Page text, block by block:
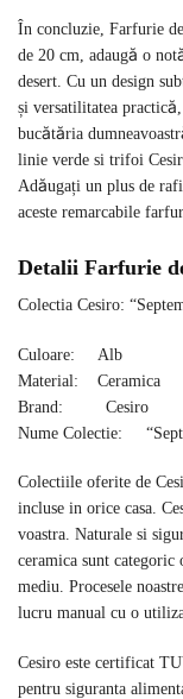
În concluzie, Farfurie
de 20 cm, adaugă o
desert. Cu un design
și versatilitatea
bucătăria
linie verde si trifoi
Adăugați un plus de
aceste remarcabile
Detalii Farfurie
Colectia Cesiro:
Culoare: Alb
Material: Ceramica
Brand: Cesiro
Nume Colectie:
Colectiile oferite de
incluse in orice casa.
voastra. Naturale si
ceramica sunt categoric
mediu. Procesele
lucru manual cu o
Cesiro este certificat
pentru siguranta